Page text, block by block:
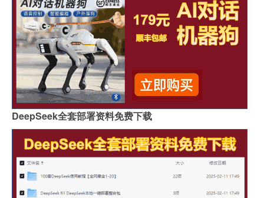
DeepSeek全套部署资料免费下载